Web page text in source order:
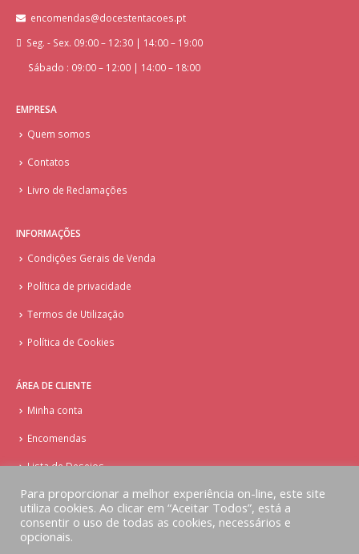
encomendas@docestentacoes.pt
Seg. - Sex. 09:00 – 12:30 | 14:00 – 19:00
Sábado : 09:00 – 12:00 | 14:00 – 18:00
EMPRESA
Quem somos
Contatos
Livro de Reclamações
INFORMAÇÕES
Condições Gerais de Venda
Política de privacidade
Termos de Utilização
Política de Cookies
ÁREA DE CLIENTE
Minha conta
Encomendas
Lista de Desejos
Para proporcionar a melhor experiência on-line, este site
utiliza cookies. Ao clicar em “Aceitar Todos”, está a
consentir o uso de todas as cookies, necessários e
opcionais.